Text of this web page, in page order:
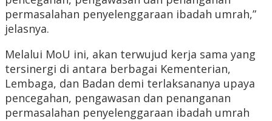
permasalahan penyelenggaraan ibadah umrah,”
jelasnya.
Melalui MoU ini, akan terwujud kerja sama yang
tersinergi di antara berbagai Kementerian,
Lembaga, dan Badan demi terlaksananya upaya
pencegahan, pengawasan dan penanganan
permasalahan penyelenggaraan ibadah umrah